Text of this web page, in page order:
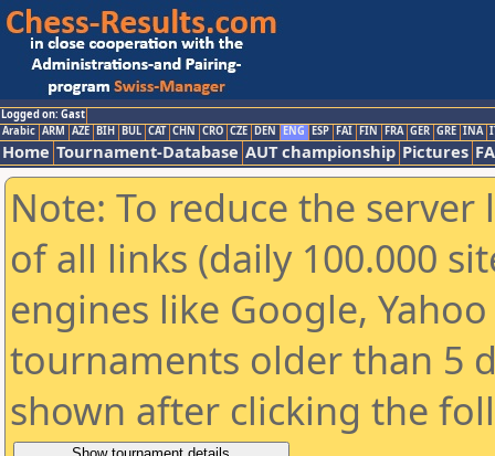
Logged on: Gast
Arabic ARM AZE BIH BUL CAT CHN CRO CZE DEN ENG ESP FAI FIN FRA GER GRE INA
Home Tournament-Database AUT championship Pictures
Note: To reduce the
of all links (daily 100.000
engines like Google,
tournaments older than 5
shown after clicking the